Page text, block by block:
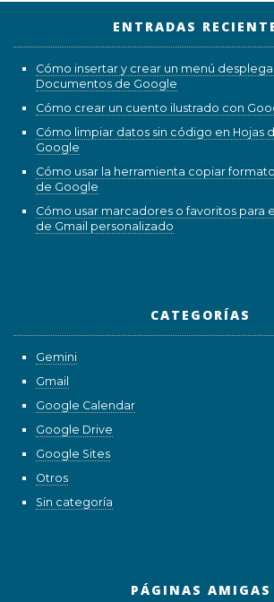
ENTRADAS
Cómo insertar y crear un menú
Documentos de Google
Cómo crear un cuento ilustrado con
Cómo limpiar datos sin código en Hojas
Google
Cómo usar la herramienta copiar
de Google
Cómo usar marcadores o favoritos para
de Gmail personalizado
CATEGORÍAS
Gemini
Gmail
Google Calendar
Google Drive
Google Sites
Otros
Sin categoría
PÁGINAS AMIGAS